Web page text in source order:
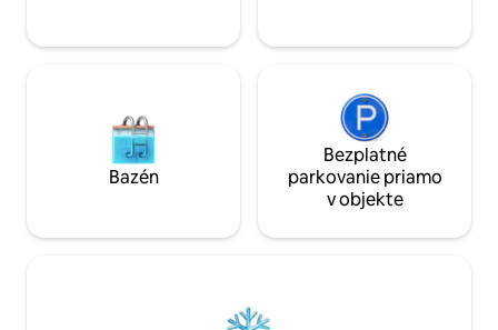
Bazén
Bezplatné
parkovanie priamo
v objekte